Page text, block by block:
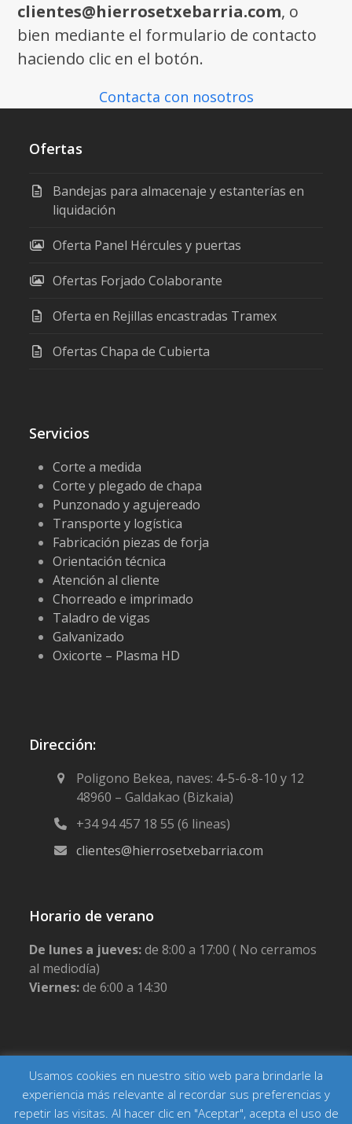
clientes@hierrosetxebarria.com, o
bien mediante el formulario de contacto
haciendo clic en el botón.
Contacta con nosotros
Ofertas
Bandejas para almacenaje y estanterías en
liquidación
Oferta Panel Hércules y puertas
Ofertas Forjado Colaborante
Oferta en Rejillas encastradas Tramex
Ofertas Chapa de Cubierta
Servicios
Corte a medida
Corte y plegado de chapa
Punzonado y agujereado
Transporte y logística
Fabricación piezas de forja
Orientación técnica
Atención al cliente
Chorreado e imprimado
Taladro de vigas
Galvanizado
Oxicorte – Plasma HD
Dirección:
Poligono Bekea, naves: 4-5-6-8-10 y 12
48960 – Galdakao (Bizkaia)
+34 94 457 18 55 (6 lineas)
clientes@hierrosetxebarria.com
Horario de verano
De lunes a jueves:de 8:00 a 17:00 ( No cerramos
al mediodía)
Viernes:de 6:00 a 14:30
Copyright Hierros Etxebarria
InicioActualidad ContactoAviso legalPolítica de privacidad
Política de cookiesCondiciones generales de venta
Usamos cookies en nuestro sitio web para brindarle la
experiencia más relevante al recordar sus preferencias y
repetir las visitas. Al hacer clic en "Aceptar", acepta el uso de